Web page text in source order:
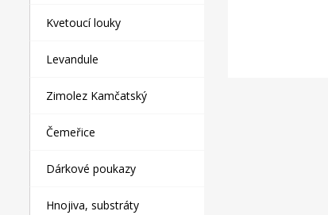
Kvetoucí louky
Levandule
Zimolez Kamčatský
Čemeřice
Dárkové poukazy
Hnojiva, substráty